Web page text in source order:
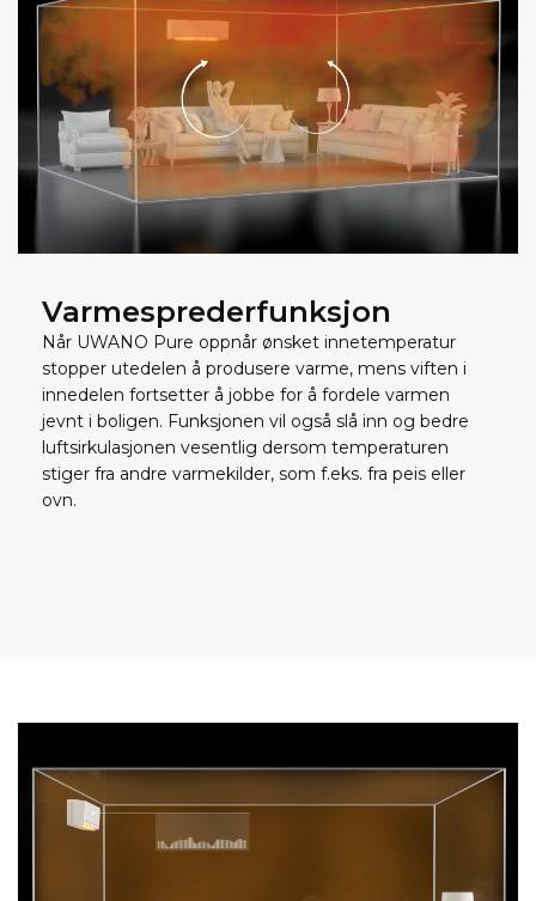
Varmesprederfunksjon
Når UWANO Pure oppnår ønsket inne­temperatur
stopper utedelen å produsere varme, mens viften i
innedelen fortsetter å jobbe for å fordele varmen
jevnt i boligen. Funksjonen vil også slå inn og bedre
luftsirkulasjonen vesentlig dersom temper­aturen
stiger fra andre varmekilder, som f.eks. fra peis eller
ovn.